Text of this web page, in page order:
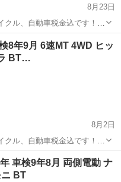
8月23日
ル、自動車税金込です！
す。 県外登録陸送別となり
走行距離
8年9月 6速MT 4WD ヒッ
BT…
8月2日
ル、自動車税金込です！
す。 県外登録陸送別となり
イル ヒッチメンバー
車検9年8月 両側電動 ナ
ニ BT